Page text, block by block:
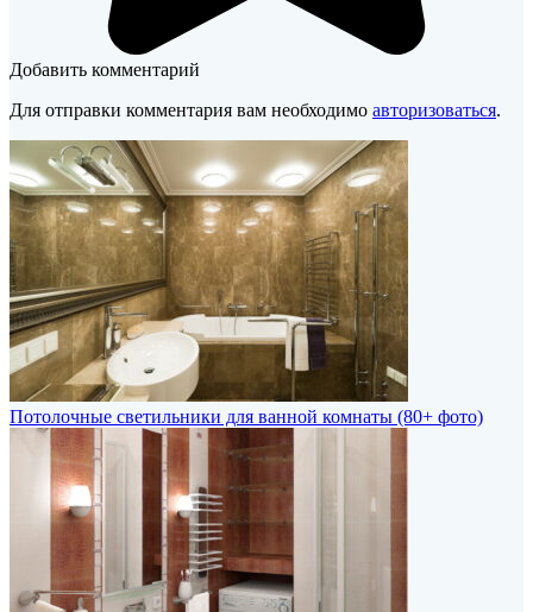
Добавить комментарий
Для отправки комментария вам необходимо авторизоваться.
Потолочные светильники для ванной комнаты (80+ фото)